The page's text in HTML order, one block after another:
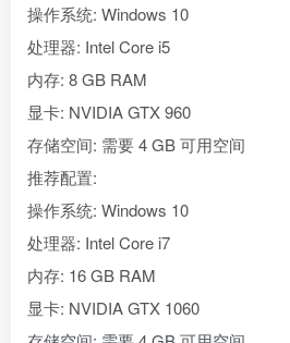
操作系统: Windows 10
处理器: Intel Core i5
内存: 8 GB RAM
显卡: NVIDIA GTX 960
存储空间: 需要 4 GB 可用空间
推荐配置:
操作系统: Windows 10
处理器: Intel Core i7
内存: 16 GB RAM
显卡: NVIDIA GTX 1060